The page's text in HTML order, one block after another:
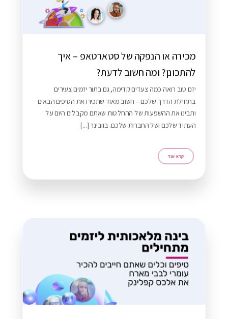
מכירה או הנפקה של סטארטאפ – איך
להתכונן? ומה חשוב לדעת?
יזם טוב רואה כמה צעדים קדימה, גם בתור יזמים צעירים
בתחילת הדרך שלכם – חשוב מאוד שתכירו את הטיפים הבאים
ותבינו את ההשפעות של ההחלטות שאתם מקבלים היום על
העתיד שלכם ושל החברות שלכם. בוובינר [...]